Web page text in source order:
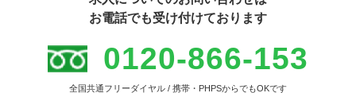
お電話でも受け付けております
0120-866-153
全国共通フリーダイヤル / 携帯・PHPSからでもOKです